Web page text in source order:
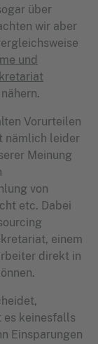
über
wir aber
und
Vorurteilen
nämlich leider
Meinung
von
etc. Dabei
einem
direkt in
es keinesfalls
Einsparungen